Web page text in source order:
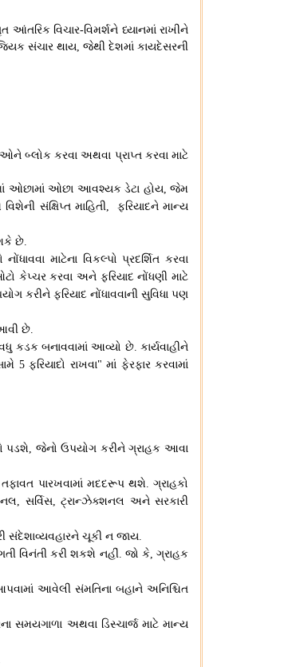
આંતરિક વિચાર-વિમર્શને ધ્યાનમાં રાખીને
સંચાર થાય, જેથી દેશમાં કાયદેસરની
બ્લોક કરવા અથવા પ્રાપ્ત કરવા માટે
ઓછામાં ઓછા આવશ્યક ડેટા હોય,જેમ
સંક્ષિપ્ત માહિતી, ફરિયાદને માન્ય
છે.
નોંધાવવા માટેના વિકલ્પો પ્રદર્શિત કરવા
કરવા અને ફરિયાદ નોંધણી માટે
કરીને ફરિયાદ નોંધાવવાની સુવિધા પણ
છે.
કડક બનાવવામાં આવ્યો છે.કાર્યવાહીને
5ફરિયાદો રાખવા"માં ફેરફાર કરવામાં
પડશે, જેનો ઉપયોગ કરીને ગ્રાહક આવા
પારખવામાં મદદરૂપ થશે.ગ્રાહકો
, સર્વિસ,ટ્રાન્ઝેક્શનલ અને સરકારી
સંદેશાવ્યવહારને ચૂકી ન જાય.
વિનંતી કરી શકશે નહીં. જો કે,ગ્રાહક
આવેલી સંમતિના બહાને અનિશ્ચિત
સમયગાળા અથવા ડિસ્ચાર્જ માટે માન્ય